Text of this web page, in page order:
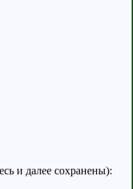
и далее сохранены):